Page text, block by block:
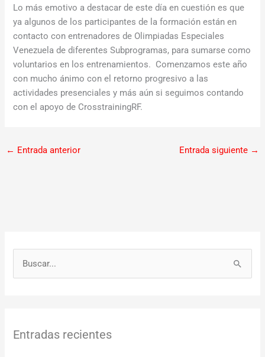
Lo más emotivo a destacar de este día en cuestión es que
ya algunos de los participantes de la formación están en
contacto con entrenadores de Olimpiadas Especiales
Venezuela de diferentes Subprogramas, para sumarse como
voluntarios en los entrenamientos. Comenzamos este año
con mucho ánimo con el retorno progresivo a las
actividades presenciales y más aún si seguimos contando
con el apoyo de CrosstrainingRF.
← Entrada anterior Entrada siguiente →
a
Entradas recientes